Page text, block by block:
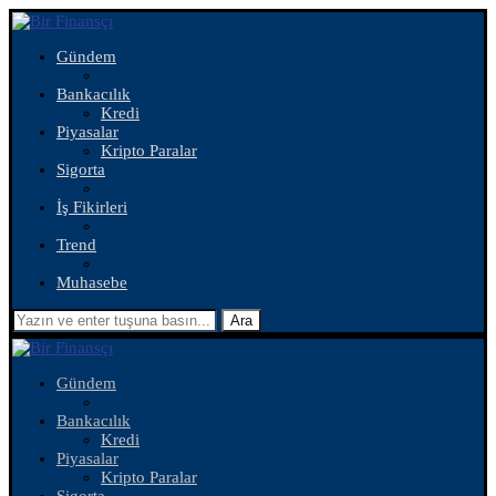
Gündem
Bankacılık
Kredi
Piyasalar
Kripto Paralar
Sigorta
İş Fikirleri
Trend
Muhasebe
Ara
Gündem
Bankacılık
Kredi
Piyasalar
Kripto Paralar